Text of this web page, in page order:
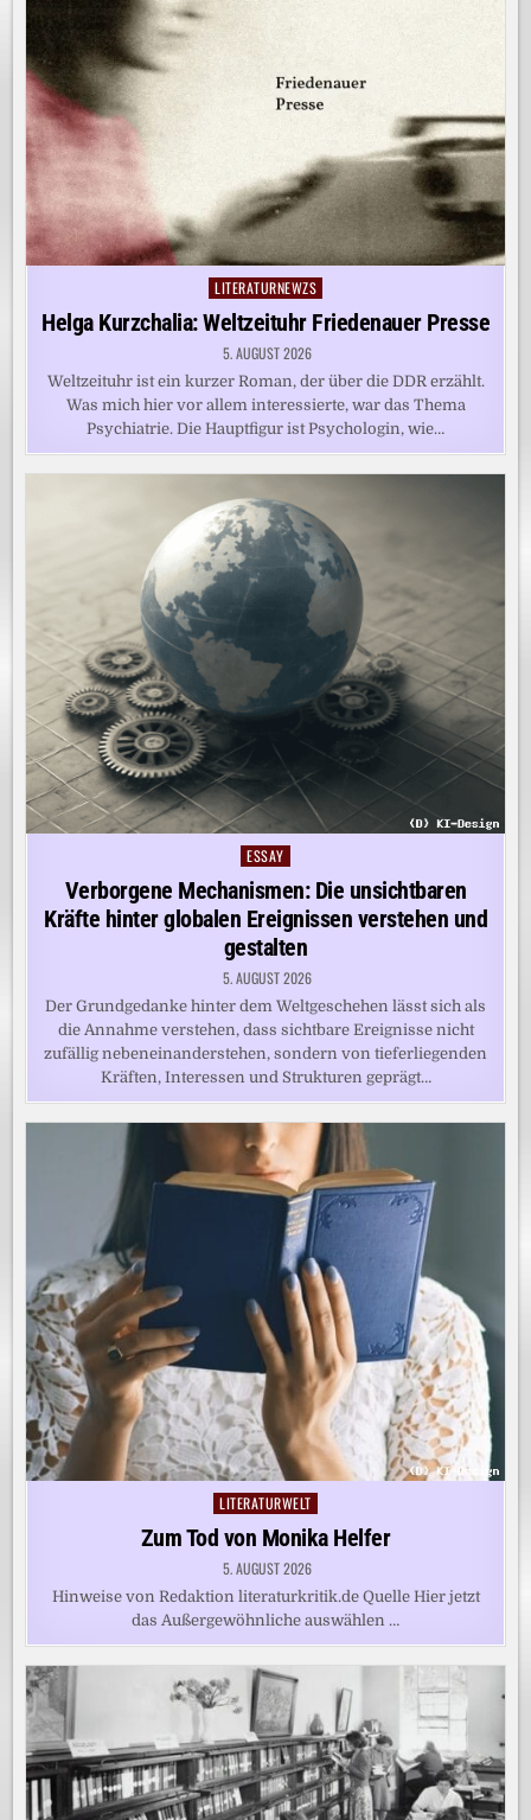
Posted
in
LITERATURNEWZS
Helga Kurzchalia: Weltzeituhr Friedenauer Presse
5. AUGUST 2026
Weltzeituhr ist ein kurzer Roman, der über die DDR erzählt.
Was mich hier vor allem interessierte, war das Thema
Psychiatrie. Die Hauptfigur ist Psychologin, wie…
Posted
in
ESSAY
Verborgene Mechanismen: Die unsichtbaren
Kräfte hinter globalen Ereignissen verstehen und
gestalten
5. AUGUST 2026
Der Grundgedanke hinter dem Weltgeschehen lässt sich als
die Annahme verstehen, dass sichtbare Ereignisse nicht
zufällig nebeneinanderstehen, sondern von tieferliegenden
Kräften, Interessen und Strukturen geprägt…
Posted
in
LITERATURWELT
Zum Tod von Monika Helfer
5. AUGUST 2026
Hinweise von Redaktion literaturkritik.de Quelle Hier jetzt
das Außergewöhnliche auswählen …